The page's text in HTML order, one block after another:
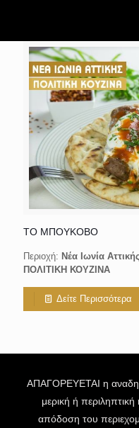
ΤΟ ΜΠΟΥΚΟΒΟ
Περιοχή: Νέα Ιωνία Αττικής
ΠΟΛΙΤΙΚΗ ΚΟΥΖΙΝΑ
Δείτε Περισσότερα
ΑΠΑΓΟΡΕΥΕΤΑΙ η
μερική ή
απόδοση του